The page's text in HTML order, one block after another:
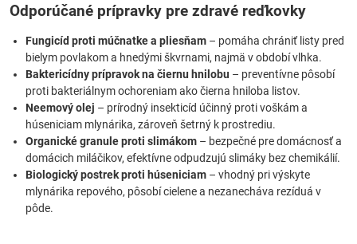
Odporúčané prípravky pre zdravé reďkovky
Fungicíd proti múčnatke a pliesňam – pomáha chrániť listy pred
bielym povlakom a hnedými škvrnami, najmä v období vlhka.
Baktericídny prípravok na čiernu hnilobu – preventívne pôsobí
proti bakteriálnym ochoreniam ako čierna hniloba listov.
Neemový olej – prírodný insekticíd účinný proti voškám a
húseniciam mlynárika, zároveň šetrný k prostrediu.
Organické granule proti slimákom – bezpečné pre domácnosť a
domácich miláčikov, efektívne odpudzujú slimáky bez chemikálií.
Biologický postrek proti húseniciam – vhodný pri výskyte
mlynárika repového, pôsobí cielene a nezanecháva rezíduá v
pôde.